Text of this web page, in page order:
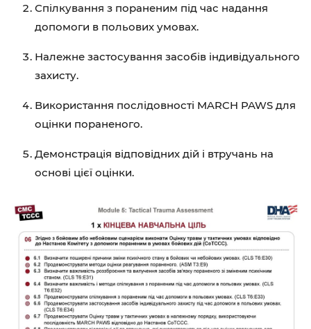
Спілкування з пораненим під час надання
допомоги в польових умовах.
Належне застосування засобів індивідуального
захисту.
Використання послідовності MARCH PAWS для
оцінки пораненого.
Демонстрація відповідних дій і втручань на
основі цієї оцінки.